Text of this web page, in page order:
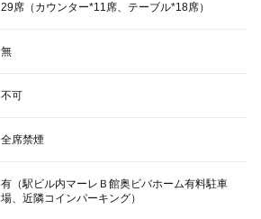
29席（カウンター*11席、テーブル*18席）
無
不可
全席禁煙
有（駅ビル内マーレＢ館奥ビバホーム有料駐車
場、近隣コインパーキング）